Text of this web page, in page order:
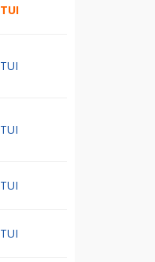
TUI
TUI
TUI
TUI
TUI